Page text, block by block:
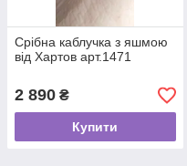
Срібна каблучка з яшмою
від Хартов арт.1471
2 890 ₴
Купити